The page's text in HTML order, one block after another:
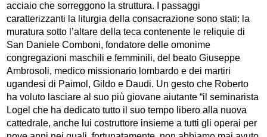
acciaio che sorreggono la struttura. I passaggi
caratterizzanti la liturgia della consacrazione sono stati: la
muratura sotto l’altare della teca contenente le reliquie di
San Daniele Comboni, fondatore delle omonime
congregazioni maschili e femminili, del beato Giuseppe
Ambrosoli, medico missionario lombardo e dei martiri
ugandesi di Paimol, Gildo e Daudi. Un gesto che Roberto
ha voluto lasciare al suo più giovane aiutante “il seminarista
Logel che ha dedicato tutto il suo tempo libero alla nuova
cattedrale, anche lui costruttore insieme a tutti gli operai per